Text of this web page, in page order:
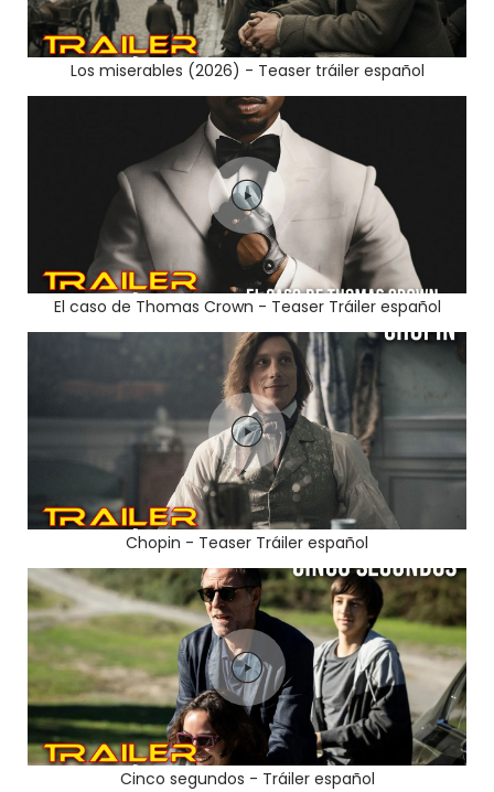
Los miserables (2026) - Teaser tráiler español
El caso de Thomas Crown - Teaser Tráiler español
Chopin - Teaser Tráiler español
Cinco segundos - Tráiler español